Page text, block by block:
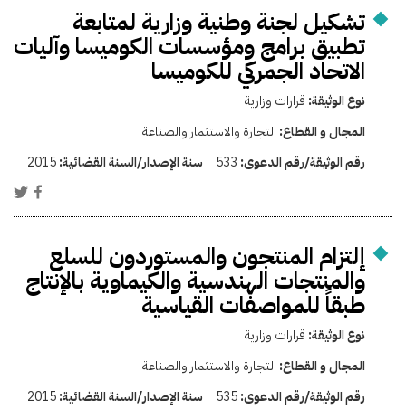
تشكيل لجنة وطنية وزارية لمتابعة
تطبيق برامج ومؤسسات الكوميسا وآليات
الاتحاد الجمركي للكوميسا
نوع الوثيقة: قرارات وزارية
المجال و القطاع: التجارة والاستثمار والصناعة
رقم الوثيقة/رقم الدعوى: 533 سنة الإصدار/السنة القضائية:2015
إلتزام المنتجون والمستوردون للسلع
والمنتجات الهندسية والكيماوية بالإنتاج
طبقاً للمواصفات القياسية
نوع الوثيقة: قرارات وزارية
المجال و القطاع: التجارة والاستثمار والصناعة
رقم الوثيقة/رقم الدعوى:535 سنة الإصدار/السنة القضائية:2015